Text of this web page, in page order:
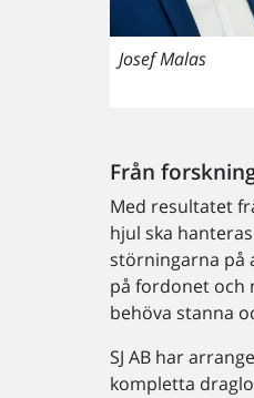
Josef Malas
Från
Med resultatet
hjul ska
störningarna på
på fordonet och
behöva stanna
SJ AB har
kompletta